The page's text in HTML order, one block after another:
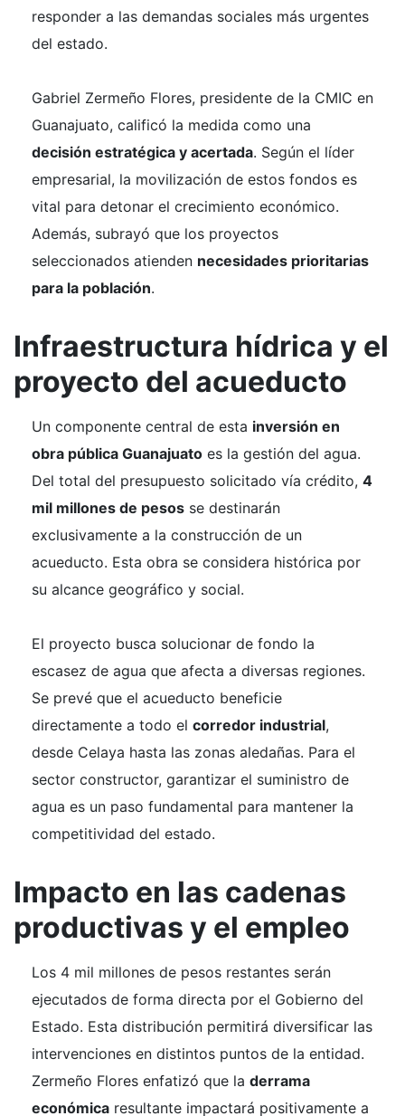
responder a las demandas sociales más urgentes
del estado.
Gabriel Zermeño Flores, presidente de la CMIC en
Guanajuato, calificó la medida como una
decisión estratégica y acertada. Según el líder
empresarial, la movilización de estos fondos es
vital para detonar el crecimiento económico.
Además, subrayó que los proyectos
seleccionados atienden necesidades prioritarias
para la población.
Infraestructura hídrica y el
proyecto del acueducto
Un componente central de esta inversión en
obra pública Guanajuato es la gestión del agua.
Del total del presupuesto solicitado vía crédito, 4
mil millones de pesos se destinarán
exclusivamente a la construcción de un
acueducto. Esta obra se considera histórica por
su alcance geográfico y social.
El proyecto busca solucionar de fondo la
escasez de agua que afecta a diversas regiones.
Se prevé que el acueducto beneficie
directamente a todo el corredor industrial,
desde Celaya hasta las zonas aledañas. Para el
sector constructor, garantizar el suministro de
agua es un paso fundamental para mantener la
competitividad del estado.
Impacto en las cadenas
productivas y el empleo
Los 4 mil millones de pesos restantes serán
ejecutados de forma directa por el Gobierno del
Estado. Esta distribución permitirá diversificar las
intervenciones en distintos puntos de la entidad.
Zermeño Flores enfatizó que la derrama
económica resultante impactará positivamente a